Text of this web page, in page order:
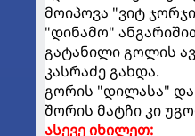
მოიპოვა "ვიტ
"დინამო"
გატანილი გოლის
კასრაძე გახდა.
გორის "დილასა" და
შორის მატჩი კი
ასევე იხილეთ: